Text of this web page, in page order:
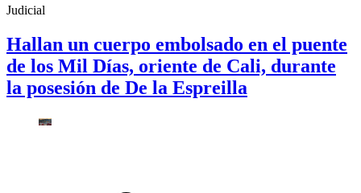
Judicial
Hallan un cuerpo embolsado en el puente
de los Mil Días, oriente de Cali, durante
la posesión de De la Espreilla